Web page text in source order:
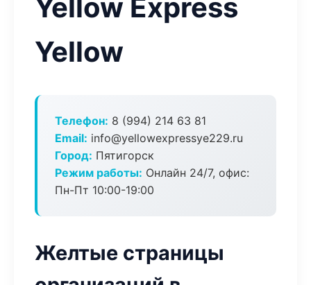
Yellow Express
Yellow
Телефон: 8 (994) 214 63 81
Email: info@yellowexpressye229.ru
Город: Пятигорск
Режим работы: Онлайн 24/7, офис:
Пн-Пт 10:00-19:00
Желтые страницы